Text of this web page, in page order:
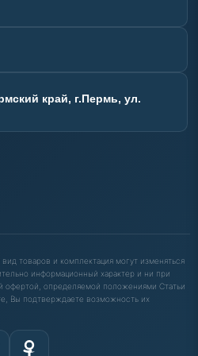
край, г.Пермь, ул.
товаров и комплектация могут изменяться
информационный характер и ни при
офертой, определяемой положениями Статьи
Вы подтверждаете возможность их